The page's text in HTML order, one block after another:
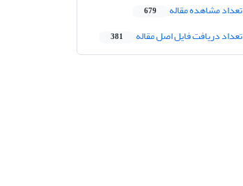
تعداد مشاهده مقاله 679
تعداد دریافت فایل اصل مقاله 381